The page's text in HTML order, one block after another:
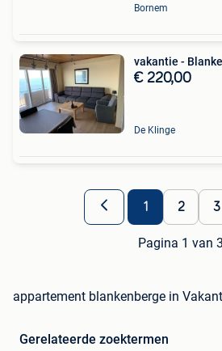
Bornem
vakantie -
€ 220,00
De Klinge
1 2 3
Pagina 1 van 3
appartement blankenberge in
Gerelateerde zoektermen